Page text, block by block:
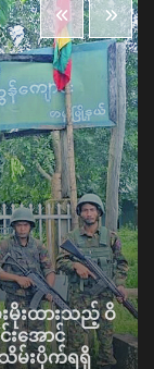
မိုးထားသည့် ဝိ
းအောင်
သိမ်းပိုက်ရရှိ